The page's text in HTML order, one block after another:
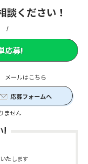
談ください！
メールはこちら
応募フォームへ
ません
応募!
!
たします